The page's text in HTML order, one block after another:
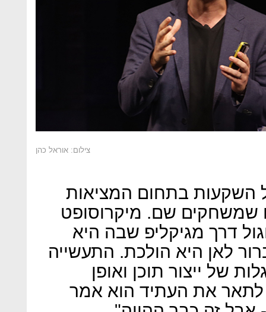
צילום: אוראל כהן
השקעות בתחום המציאות
שמשחקים שם. מיקרוסופט
דרך מגיקליפ שבה היא
לאן היא הולכת. התעשייה
של ייצור תוכן ואופן
את העתיד הוא אמר